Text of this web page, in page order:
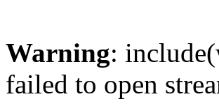
Warning:
failed to open